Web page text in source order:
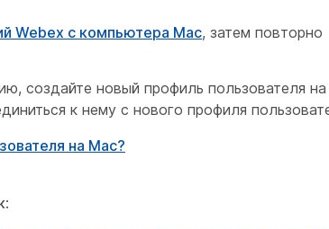
Webex с компьютера Mac, затем повторно
создайте новый профиль пользователя
к нему с нового профиля
на Mac?
: